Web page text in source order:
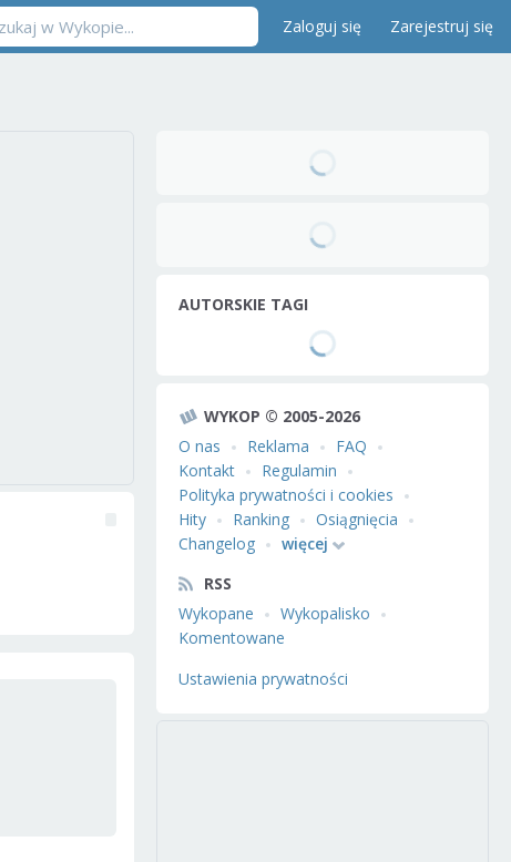
Zaloguj się Zarejestruj się
AUTORSKIE TAGI
WYKOP © 2005-2026
O nas
Reklama
FAQ
Kontakt
Regulamin
Polityka prywatności i cookies
Hity
Ranking
Osiągnięcia
Changelog
więcej
RSS
Wykopane
Wykopalisko
Komentowane
Ustawienia prywatności